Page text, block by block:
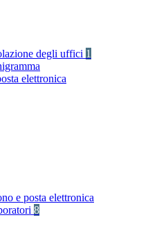
degli uffici 1
elettronica
e posta elettronica
8